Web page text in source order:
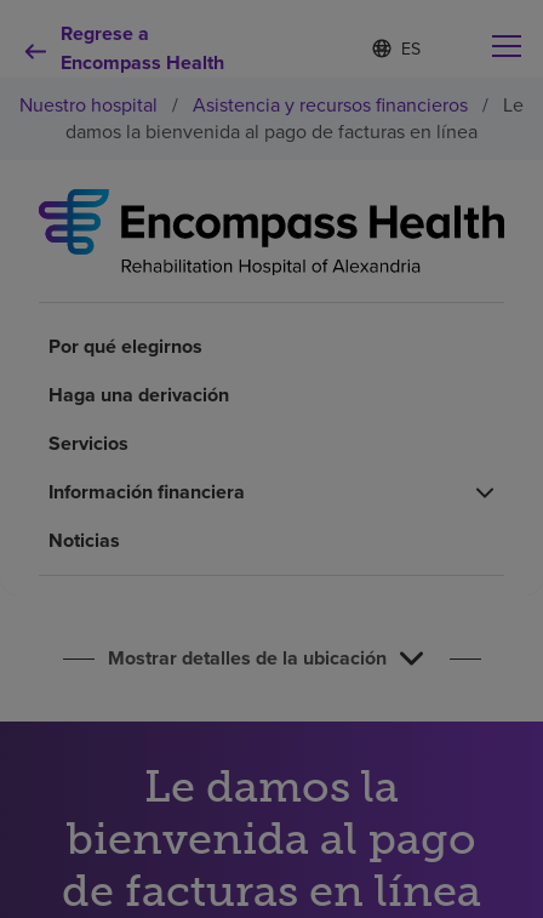
Regrese a
Encompass Health
Lista
de
idiomas
contraída
d
o
m
e
c
Por qué debe elegirnos
Servicios de rehabilitación
Pacientes y cuidadores
Acerca de nosotros
Nuestro hospital / Asistencia y recursos financieros / Le
damos la bienvenida al pago de facturas en línea
Por qué elegirnos
Haga una derivación
Servicios
Información financiera
Noticias
Mostrar detalles de la ubicación
Le damos la
bienvenida al pago
de facturas en línea